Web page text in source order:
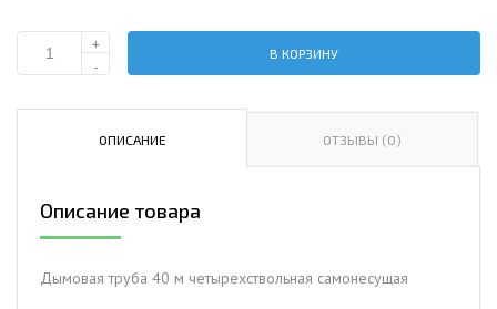
Количество
труба
самонесущая
+
-
В КОРЗИНУ
ОПИСАНИЕ ОТЗЫВЫ (0)
Описание товара
Дымовая труба 40 м четырехствольная самонесущая